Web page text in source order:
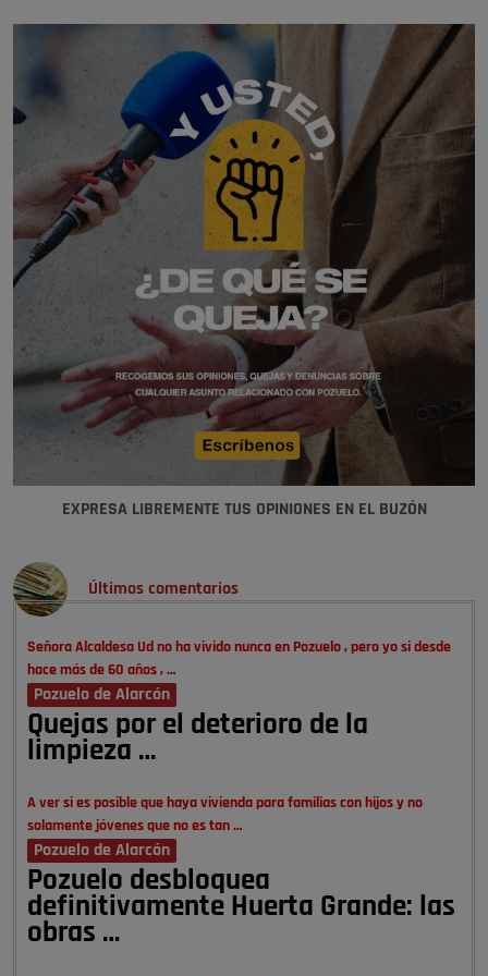
EXPRESA LIBREMENTE TUS OPINIONES EN EL BUZÓN
Últimos comentarios
Señora Alcaldesa Ud no ha vivido nunca en Pozuelo , pero yo si desde
hace más de 60 años , …
Pozuelo de Alarcón
Quejas por el deterioro de la
limpieza …
A ver si es posible que haya vivienda para familias con hijos y no
solamente jóvenes que no es tan …
Pozuelo de Alarcón
Pozuelo desbloquea
definitivamente Huerta Grande: las
obras …